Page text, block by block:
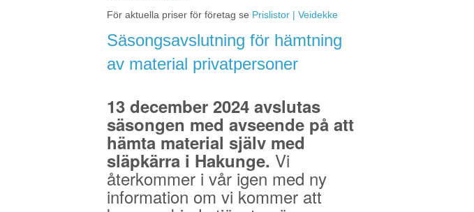
För aktuella priser för företag se Prislistor | Veidekke
Säsongsavslutning för hämtning
av material privatpersoner
13 december 2024 avslutas
säsongen med avseende på att
hämta material själv med
släpkärra i Hakunge. Vi
återkommer i vår igen med ny
information om vi kommer att